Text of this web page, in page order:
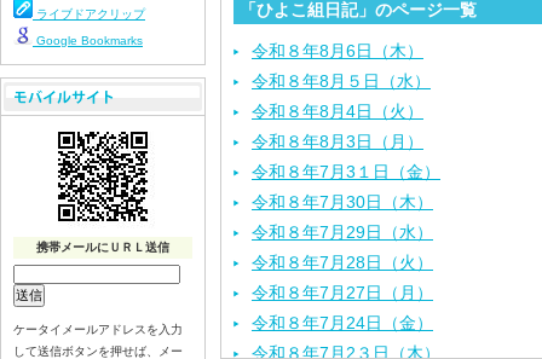
「ひよこ組日記」のページ一覧
令和８年8月6日（木）
令和８年8月５日（水）
令和８年8月4日（火）
令和８年8月3日（月）
令和８年7月3１日（金）
令和８年7月30日（木）
令和８年7月29日（水）
令和８年7月28日（火）
令和８年7月27日（月）
令和８年7月24日（金）
令和８年7月2３日（木）
ライブドアクリップ
Google Bookmarks
携帯メールにＵＲＬ送信
ケータイメールアドレスを入力
して送信ボタンを押せば、メー